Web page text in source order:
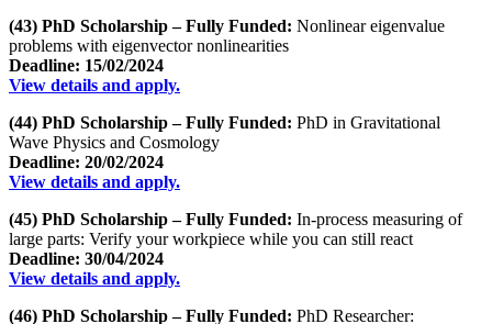
(43) PhD Scholarship – Fully Funded: Nonlinear eigenvalue
problems with eigenvector nonlinearities
Deadline: 15/02/2024
View details and apply.
(44) PhD Scholarship – Fully Funded: PhD in Gravitational
Wave Physics and Cosmology
Deadline: 20/02/2024
View details and apply.
(45) PhD Scholarship – Fully Funded: In-process measuring of
large parts: Verify your workpiece while you can still react
Deadline: 30/04/2024
View details and apply.
(46) PhD Scholarship – Fully Funded: PhD Researcher: